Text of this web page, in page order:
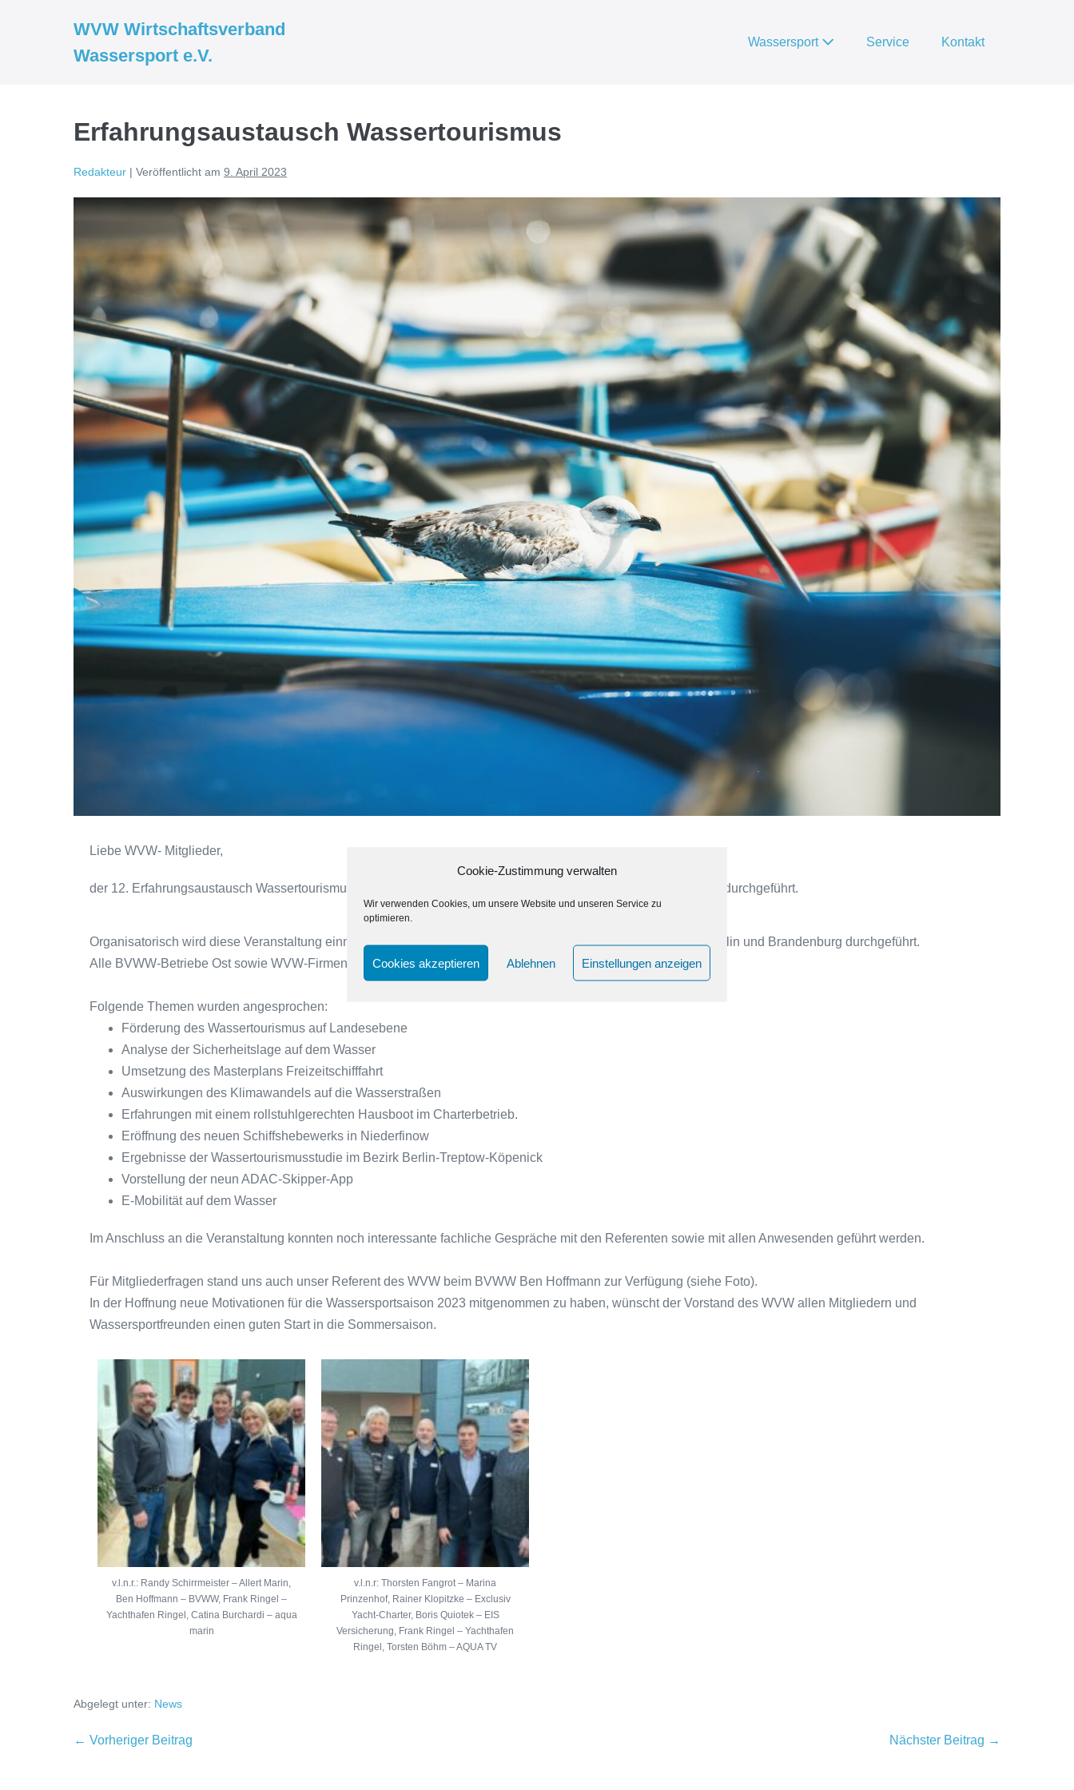
Cookie-Zustimmung verwalten
Wir verwenden Cookies, um unsere Website und unseren Service zu
optimieren.
Cookies akzeptieren Ablehnen Einstellungen anzeigen
WVW Wirtschaftsverband
Wassersport e.V.
Wassersport Service Kontakt
Erfahrungsaustausch Wassertourismus
Redakteur | Veröffentlicht am 9. April 2023
Liebe WVW- Mitglieder,
der 12. Erfahrungsaustausch Wassertourismus wurde am Dienstag, d. 28.03.2023 in der Orangerie-Oranienburg durchgeführt.
Organisatorisch wird diese Veranstaltung einmal jährlich von der Industrie- und Handelskammern der Länder Berlin und Brandenburg durchgeführt.
Alle BVWW-Betriebe Ost sowie WVW-Firmen und Dienstleister am Wasser wurden dazu eingeladen.
Folgende Themen wurden angesprochen:
Förderung des Wassertourismus auf Landesebene
Analyse der Sicherheitslage auf dem Wasser
Umsetzung des Masterplans Freizeitschifffahrt
Auswirkungen des Klimawandels auf die Wasserstraßen
Erfahrungen mit einem rollstuhlgerechten Hausboot im Charterbetrieb.
Eröffnung des neuen Schiffshebewerks in Niederfinow
Ergebnisse der Wassertourismusstudie im Bezirk Berlin-Treptow-Köpenick
Vorstellung der neun ADAC-Skipper-App
E-Mobilität auf dem Wasser
Im Anschluss an die Veranstaltung konnten noch interessante fachliche Gespräche mit den Referenten sowie mit allen Anwesenden geführt werden.
Für Mitgliederfragen stand uns auch unser Referent des WVW beim BVWW Ben Hoffmann zur Verfügung (siehe Foto).
In der Hoffnung neue Motivationen für die Wassersportsaison 2023 mitgenommen zu haben, wünscht der Vorstand des WVW allen Mitgliedern und
Wassersportfreunden einen guten Start in die Sommersaison.
v.l.n.r.: Randy Schirrmeister – Allert Marin,
Ben Hoffmann – BVWW, Frank Ringel –
Yachthafen Ringel, Catina Burchardi – aqua
marin
v.l.n.r: Thorsten Fangrot – Marina
Prinzenhof, Rainer Klopitzke – Exclusiv
Yacht-Charter, Boris Quiotek – EIS
Versicherung, Frank Ringel – Yachthafen
Ringel, Torsten Böhm – AQUA TV
Abgelegt unter: News
← Vorheriger Beitrag Nächster Beitrag →